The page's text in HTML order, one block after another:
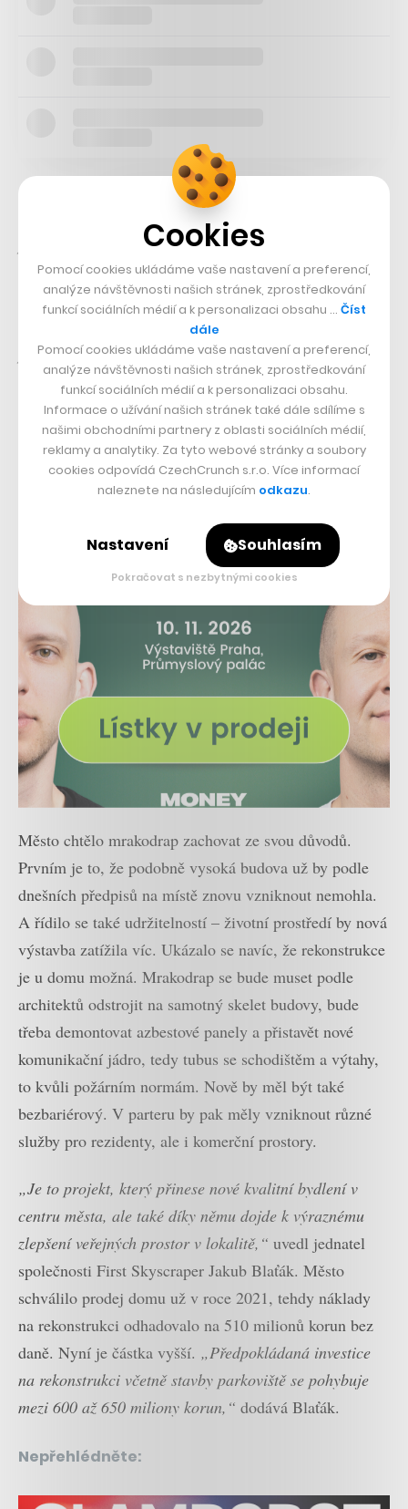
„Po celém světě najdeme poválečné budovy postavené s
nejlepším úmyslem a nejlepší dosažitelnou technologií
pro potřeby své doby. Mnohé z nich ukončily svou
užitečnou roli, a ačkoli jejich konstrukční a stavební
stav je pořád akceptovatelný, podmínky pro bydlení a
kvalita vnějších fasád neodpovídají dnešním
požadavkům. Otázka jejich budoucnosti závisí na
zvážení různých možností,“komentovala před časem
Jiřičná.
Město chtělo mrakodrap zachovat ze svou důvodů.
Prvním je to, že podobně vysoká budova už by podle
dnešních předpisů na místě znovu vzniknout nemohla.
A řídilo se také udržitelností – životní prostředí by nová
výstavba zatížila víc. Ukázalo se navíc, že rekonstrukce
je u domu možná. Mrakodrap se bude muset podle
architektů odstrojit na samotný skelet budovy, bude
třeba demontovat azbestové panely a přistavět nové
komunikační jádro, tedy tubus se schodištěm a výtahy,
to kvůli požárním normám. Nově by měl být také
bezbariérový. V parteru by pak měly vzniknout různé
služby pro rezidenty, ale i komerční prostory.
„Je to projekt, který přinese nové kvalitní bydlení v
centru města, ale také díky němu dojde k výraznému
zlepšení veřejných prostor v lokalitě,“ uvedl jednatel
společnosti First Skyscraper Jakub Blaťák. Město
schválilo prodej domu už v roce 2021, tehdy náklady
na rekonstrukci odhadovalo na 510 milionů korun bez
daně. Nyní je částka vyšší. „Předpokládaná investice
na rekonstrukci včetně stavby parkoviště se pohybuje
mezi 600 až 650 miliony korun,“ dodává Blaťák.
Nepřehlédněte:
Cookies
Pomocí cookies ukládáme vaše nastavení a preferencí,
analýze návštěvnosti našich stránek, zprostředkování
funkcí sociálních médií a k personalizaci obsahu … Číst
dále
Pomocí cookies ukládáme vaše nastavení a preferencí,
analýze návštěvnosti našich stránek, zprostředkování
funkcí sociálních médií a k personalizaci obsahu.
Informace o užívání našich stránek také dále sdílíme s
našimi obchodními partnery z oblasti sociálních médií,
reklamy a analytiky. Za tyto webové stránky a soubory
cookies odpovídá CzechCrunch s.r.o. Více informací
naleznete na následujícím odkazu.
Nastavení Souhlasím
Pokračovat s nezbytnými cookies